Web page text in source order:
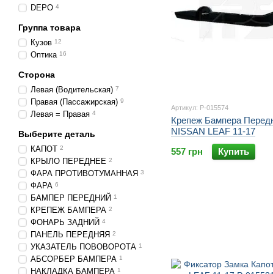
Артикул: P-015574
Крепеж Бампера
NISSAN LEAF 11-17
557 грн
Купить
DEPO 4
Группа товара
Кузов 12
Оптика 16
Сторона
Левая (Водительская) 7
Правая (Пассажирская) 9
Левая = Правая 4
Выберите деталь
КАПОТ 2
КРЫЛО ПЕРЕДНЕЕ 2
ФАРА ПРОТИВОТУМАННАЯ 3
ФАРА 6
БАМПЕР ПЕРЕДНИЙ 1
КРЕПЕЖ БАМПЕРА 2
ФОНАРЬ ЗАДНИЙ 4
ПАНЕЛЬ ПЕРЕДНЯЯ 2
УКАЗАТЕЛЬ ПОВОВОРОТА 1
АБСОРБЕР БАМПЕРА 1
НАКЛАДКА БАМПЕРА 1